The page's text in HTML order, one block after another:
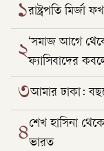
১রাষ্ট্রপতি মির্জা
২‘সমাজ আগে
ফ্যাসিবাদের
৩আমার ঢাকা:
৪শেখ হাসিনা
ভারত